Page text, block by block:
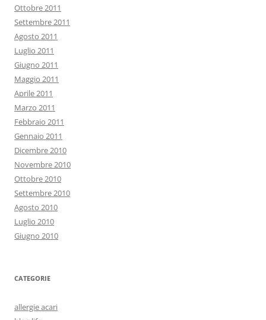
Ottobre 2011
Settembre 2011
Agosto 2011
Luglio 2011
Giugno 2011
Maggio 2011
Aprile 2011
Marzo 2011
Febbraio 2011
Gennaio 2011
Dicembre 2010
Novembre 2010
Ottobre 2010
Settembre 2010
Agosto 2010
Luglio 2010
Giugno 2010
CATEGORIE
allergie acari